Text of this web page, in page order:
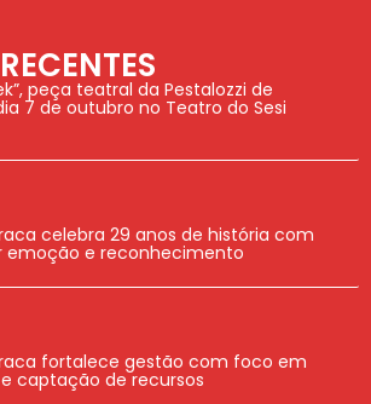
peça teatral da Pestalozzi de
7 de outubro no Teatro do Sesi
celebra 29 anos de história com
emoção e reconhecimento
fortalece gestão com foco em
captação de recursos